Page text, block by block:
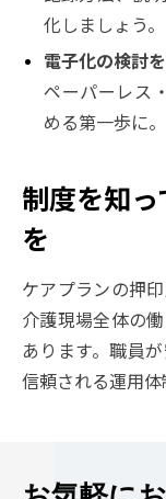
化しましょう。
電子化の検討
ペーパーレス
める第一歩に。
制度を知
を
ケアプランの押
介護現場全体の
あります。職員
信頼される運用体